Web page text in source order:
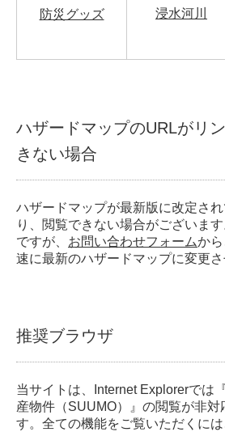
防災グッズ 浸水河川
ハザードマップのURLがリ
きない場合
ハザードマップが最新版に改定さ
り、閲覧できない場合がございま
ですが、 お問い合わせフォームか
速に最新のハザードマップに変更さ
推奨ブラウザ
当サイトは、Internet Explorerでは
産物件（SUUMO）』の閲覧が非対
す。全ての機能をご覧いただくには